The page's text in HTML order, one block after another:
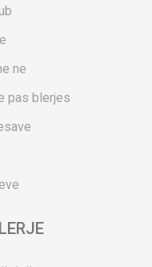
ne
pas blerjes